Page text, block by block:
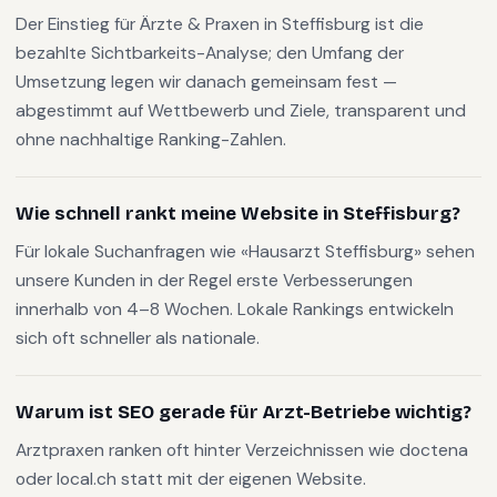
Der Einstieg für Ärzte & Praxen in Steffisburg ist die
bezahlte Sichtbarkeits-Analyse; den Umfang der
Umsetzung legen wir danach gemeinsam fest —
abgestimmt auf Wettbewerb und Ziele, transparent und
ohne nachhaltige Ranking-Zahlen.
Wie schnell rankt meine Website in Steffisburg?
Für lokale Suchanfragen wie «Hausarzt Steffisburg» sehen
unsere Kunden in der Regel erste Verbesserungen
innerhalb von 4–8 Wochen. Lokale Rankings entwickeln
sich oft schneller als nationale.
Warum ist SEO gerade für Arzt-Betriebe wichtig?
Arztpraxen ranken oft hinter Verzeichnissen wie doctena
oder local.ch statt mit der eigenen Website.